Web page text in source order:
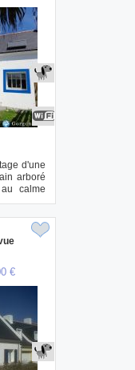
d'une
arboré
calme
€